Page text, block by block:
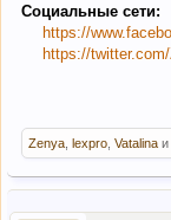
Социальные сети:
https://
https://
Zenya lexpro Vatalina и